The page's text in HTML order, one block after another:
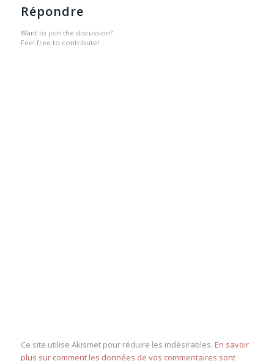
Répondre
Want to join the discussion?
Feel free to contribute!
Ce site utilise Akismet pour réduire les indésirables. En savoir
plus sur comment les données de vos commentaires sont